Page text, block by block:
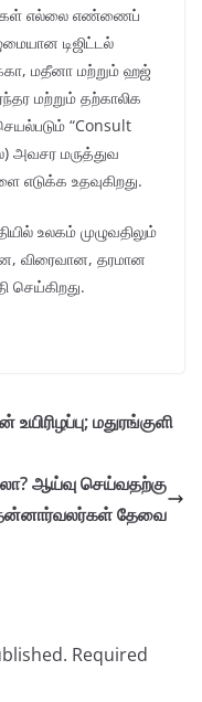
எல்லை எண்ணைப்
டிஜிட்டல்
மதீனா மற்றும் ஹஜ்
மற்றும் தற்காலிக
“Consult
அவசர மருத்துவ
எடுக்க உதவுகிறது.
உலகம் முழுவதிலும்
விரைவான, தரமான
செய்கிறது.
மதுரங்குளி
ஆய்வு செய்வதற்கு
தேவை
Required